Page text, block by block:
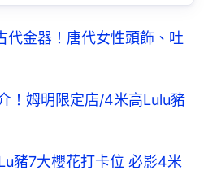
代金器！唐代女性頭飾、吐
！姆明限定店/4米高Lulu豬
豬7大櫻花打卡位 必影4米